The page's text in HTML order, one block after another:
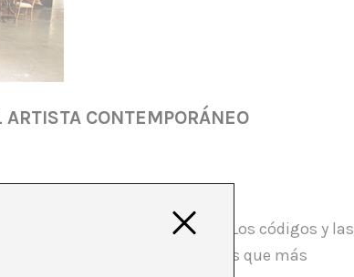
CONTEMPORÁNEO
que rigen ambos campos. Los códigos y las
desata en uno de los trabajos que más